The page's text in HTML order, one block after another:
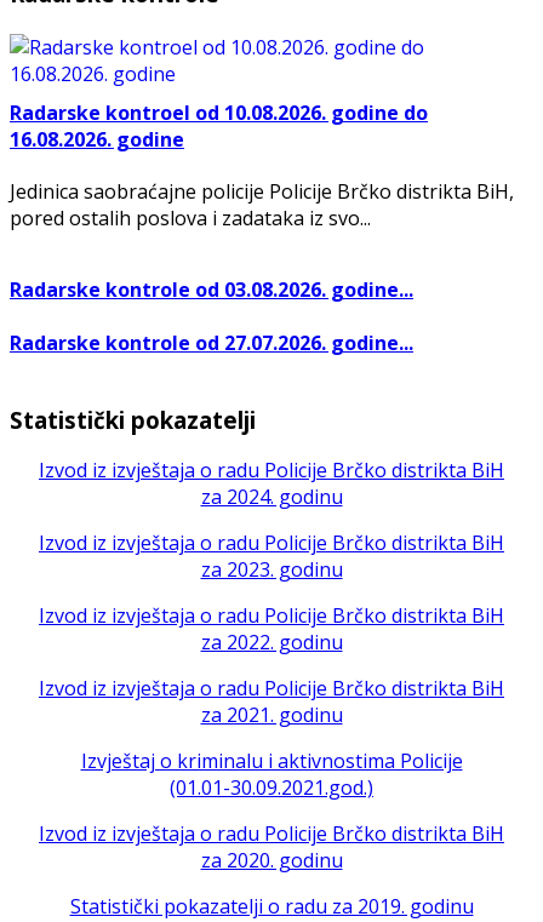
Radarske kontroel od 10.08.2026. godine do
16.08.2026. godine
Jedinica saobraćajne policije Policije Brčko distrikta BiH,
pored ostalih poslova i zadataka iz svo...
Radarske kontrole od 03.08.2026. godine...
Radarske kontrole od 27.07.2026. godine...
Statistički pokazatelji
Izvod iz izvještaja o radu Policije Brčko distrikta BiH
za 2024. godinu
Izvod iz izvještaja o radu Policije Brčko distrikta BiH
za 2023. godinu
Izvod iz izvještaja o radu Policije Brčko distrikta BiH
za 2022. godinu
Izvod iz izvještaja o radu Policije Brčko distrikta BiH
za 2021. godinu
Izvještaj o kriminalu i aktivnostima Policije
(01.01-30.09.2021.god.)
Izvod iz izvještaja o radu Policije Brčko distrikta BiH
za 2020. godinu
Statistički pokazatelji o radu za 2019. godinu